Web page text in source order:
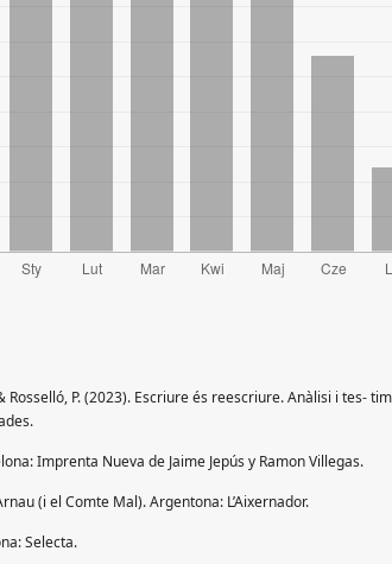
Rosselló, P. (2023). Escriure és reescriure. Anàlisi i tes-
Imprenta Nueva de Jaime Jepús y Ramon Villegas.
(i el Comte Mal). Argentona: L’Aixernador.
Selecta.